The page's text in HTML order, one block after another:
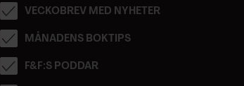
VECKOBREV MED NYHETER
MÅNADENS BOKTIPS
F&F:S PODDAR